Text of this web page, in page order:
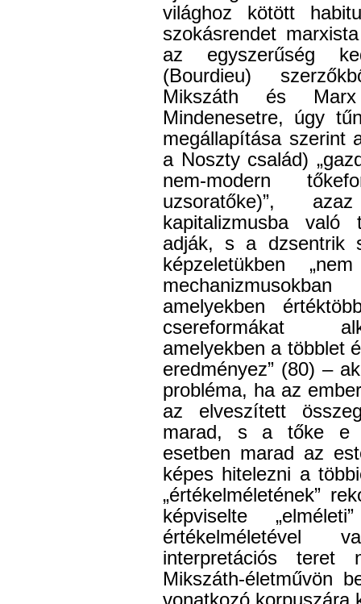
világhoz kötött
szokásrendet
az egyszerűség
(Bourdieu)
Mikszáth és
Mindenesetre, úgy
megállapítása szerint
a Noszty család)
nem-modern
uzsoratőke)”,
kapitalizmusba való
adják, s a dzsentrik
képzeletükben
amelyekben
csereformákat
amelyekben a többlet
eredményez” (80) –
probléma, ha az
az elveszített
marad, s a tőke e
esetben marad az
képes hitelezni a
„értékelméletének”
képviselte
értékelméletével
interpretációs
Mikszáth-életművön